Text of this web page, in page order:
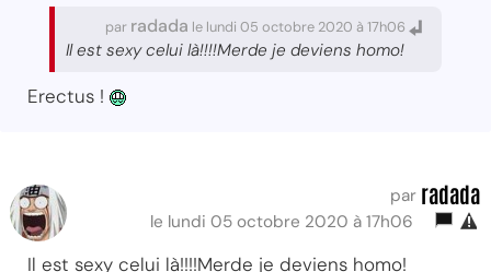
par radada le lundi 05 octobre 2020 à 17h06
Il est sexy celui là!!!!Merde je deviens homo!
Erectus !
par radada
le lundi 05 octobre 2020 à 17h06
Il est sexy celui là!!!!Merde je deviens homo!